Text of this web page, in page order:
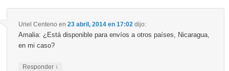
Uriel Centeno en 23 abril, 2014 en 17:02 dijo:
Amalia: ¿Está disponible para envíos a otros países, Nicaragua,
en mi caso?
Responder ↓